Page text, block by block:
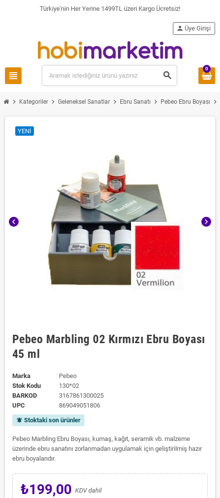
Türkiye'nin Her Yerine 1499TL üzeri Kargo Ücretsiz!
view_headline search
person Üye Girişi
0
chevron_right Kategoriler chevron_right Geleneksel Sanatlar chevron_right Ebru Sanatı chevron_right Pebeo Ebru Boyası chevron_right
chevron_left chevron_right
YENI
Pebeo Marbling 02 Kırmızı Ebru Boyası
45 ml
Marka
Pebeo
Stok Kodu
130*02
BARKOD
3167861300025
UPC
869049051806
notifications_active Stoktaki son ürünler
Pebeo Marbling Ebru Boyası, kumaş, kağıt, seramik vb. malzeme
üzerinde ebru sanatını zorlanmadan uygulamak için geliştirilmiş hazır
ebru boyalarıdır.
₺199,00 KDV dahil